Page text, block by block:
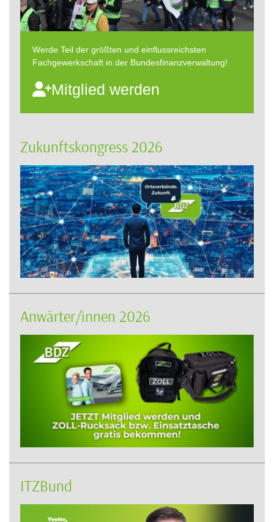
Werde Teil der größten und einflussreichsten
Fachgewerkschaft in der Bundesfinanzverwaltung!
Mitglied werden
Zukunftskongress 2026
Anwärter/innen 2026
ITZBund